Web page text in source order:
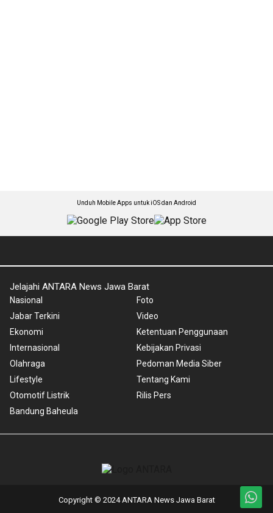
Unduh Mobile Apps untuk iOS dan Android
Jelajahi ANTARA News Jawa Barat
Nasional
Jabar Terkini
Ekonomi
Internasional
Olahraga
Lifestyle
Otomotif Listrik
Bandung Baheula
Foto
Video
Ketentuan Penggunaan
Kebijakan Privasi
Pedoman Media Siber
Tentang Kami
Rilis Pers
Copyright © 2024 ANTARA News Jawa Barat